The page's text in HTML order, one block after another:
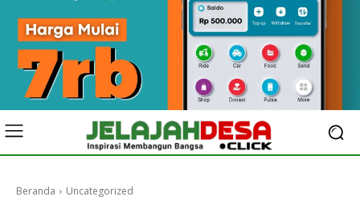
Beranda Uncategorized